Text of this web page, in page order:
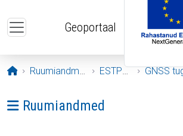
Geoportaal
Avaleht
Ruumiandmed ESTPOS GNSS
Ava menüü: Ruumiandmed
Ruumiandmed